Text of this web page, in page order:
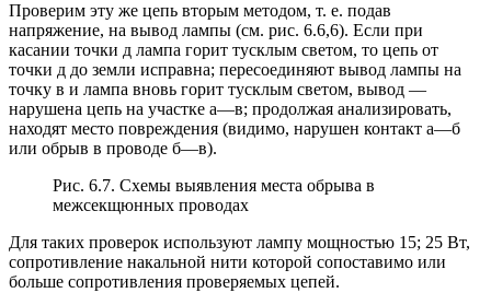
Проверим эту же цепь вторым методом, т. е. подав
напряжение, на вывод лампы (см. рис. 6.6,6). Если при
касании точки д лампа горит тусклым светом, то цепь от
точки д до земли исправна; пересоединяют вывод лампы на
точку в и лампа вновь горит тусклым светом, вывод —
нарушена цепь на участке а—в; продолжая анализировать,
находят место повреждения (видимо, нарушен контакт а—б
или обрыв в проводе б—в).
Рис. 6.7. Схемы выявления места обрыва в
межсекщюнных проводах
Для таких проверок используют лампу мощностью 15; 25 Вт,
сопротивление накальной нити которой сопоставимо или
больше сопротивления проверяемых цепей.